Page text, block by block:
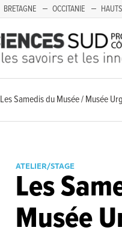
BRETAGNE OCCITANIE
Les Samedis du Musée / Musée
ATELIER/STAGE
Les
Musée